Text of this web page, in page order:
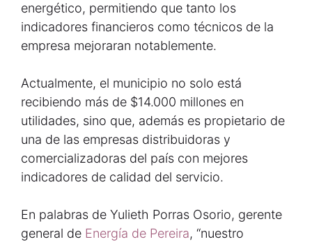
energético, permitiendo que tanto los
indicadores financieros como técnicos de la
empresa mejoraran notablemente.
Actualmente, el municipio no solo está
recibiendo más de $14.000 millones en
utilidades, sino que, además es propietario de
una de las empresas distribuidoras y
comercializadoras del país con mejores
indicadores de calidad del servicio.
En palabras de Yulieth Porras Osorio, gerente
general de Energía de Pereira, “nuestro